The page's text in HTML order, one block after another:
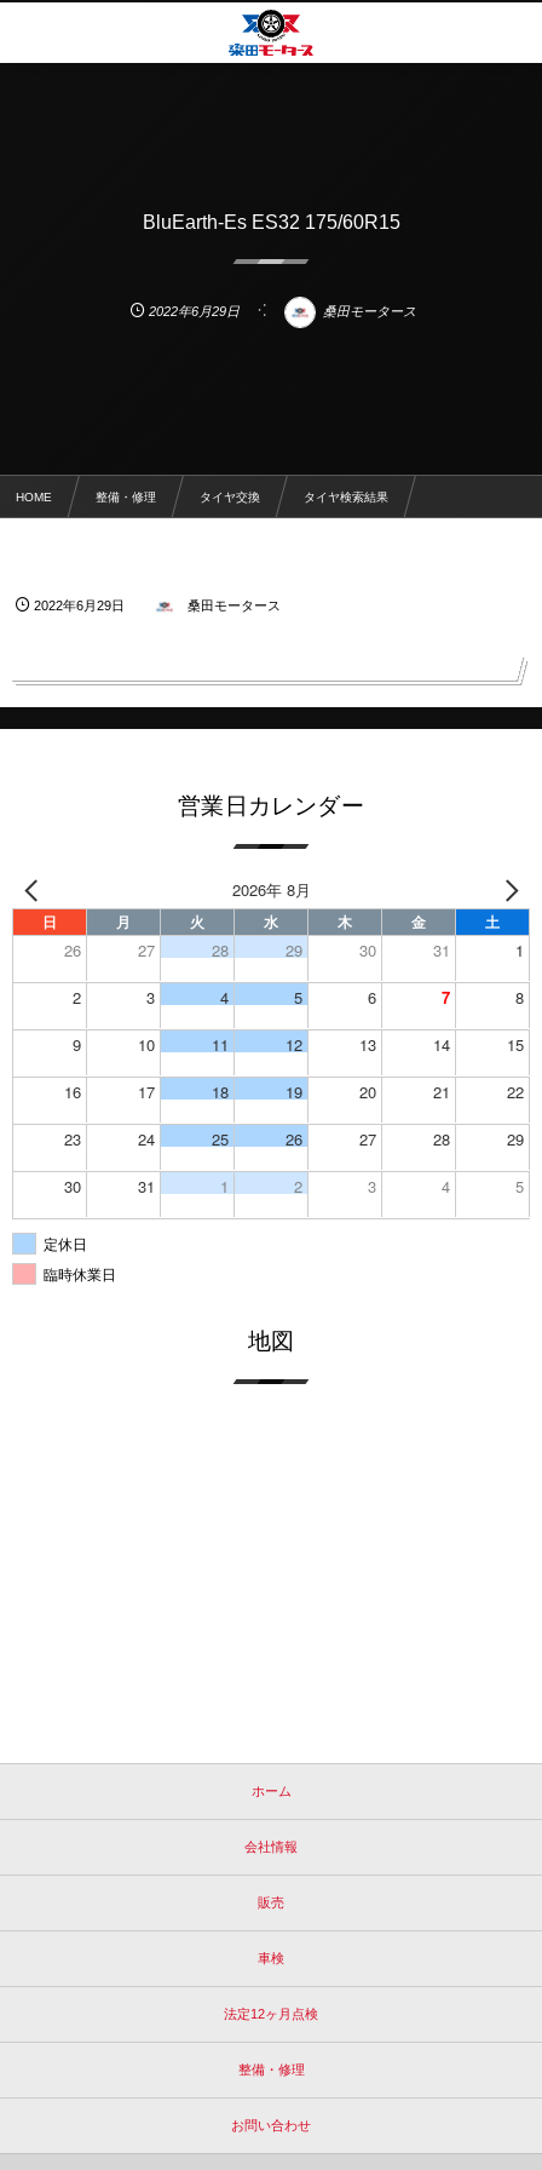
BluEarth-Es ES32 175/60R15
2022年6月29日 桑田モータース
HOME 整備・修理 タイヤ交換 タイヤ検索結果
2022年6月29日 桑田モータース
営業日カレンダー
2026年 8月
日 月 火 水 木 金 土
26 27 28 29 30 31 1
2 3 4 5 6 7 8
9 10 11 12 13 14 15
16 17 18 19 20 21 22
23 24 25 26 27 28 29
30 31 1 2 3 4 5
定休日
臨時休業日
地図
ホーム
会社情報
販売
車検
法定12ヶ月点検
整備・修理
お問い合わせ